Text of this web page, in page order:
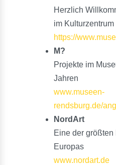
Herzlich
im
https://
M?
Projekte im
Jahren
www.museen-
rendsburg.de/
NordArt
Eine der
Europas
www.nordart.de